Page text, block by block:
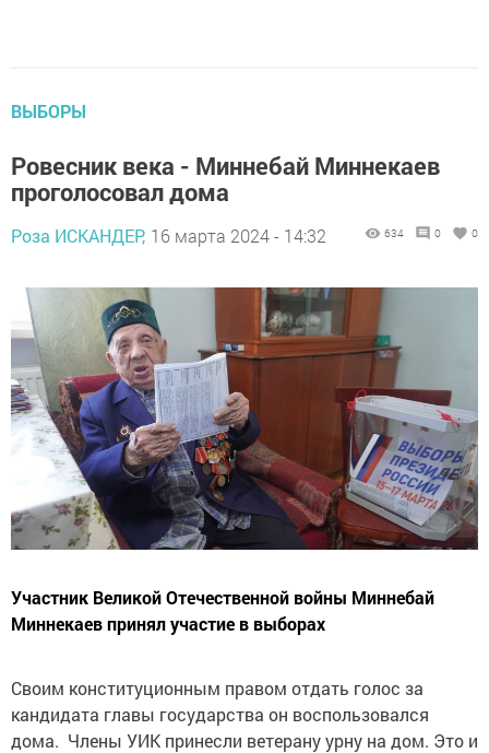
ВЫБОРЫ
Ровесник века - Миннебай Миннекаев
проголосовал дома
Роза ИСКАНДЕР, 16 марта 2024 - 14:32 634 0 0
Участник Великой Отечественной войны Миннебай
Миннекаев принял участие в выборах
Своим конституционным правом отдать голос за
кандидата главы государства он воспользовался
дома. Члены УИК принесли ветерану урну на дом. Это и